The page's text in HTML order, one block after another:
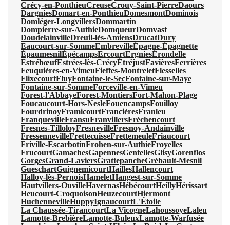
Crécy-en-PonthieuCreuseCrouy-Saint-PierreDaours
DargniesDomart-en-PonthieuDomesmontDominois
Domléger-LongvillersDommartin
Dompierre-sur-AuthieDomqueurDomvast
DoudelainvilleDreuil-lès-AmiensDrucatDury
Eaucourt-sur-SommeEmbrevilleÉpagne-Épagnette
ÉpaumesnilÉpécampsErcourtErgniesÉrondelle
EstrébœufEstrées-lès-CrécyÉtréjustFavièresFerrières
Feuquières-en-VimeuFieffes-MontreletFlesselles
FlixecourtFluyFontaine-le-SecFontaine-sur-Maye
Fontaine-sur-SommeForceville-en-Vimeu
Forest-l'AbbayeForest-MontiersFort-Mahon-Plage
Foucaucourt-Hors-NesleFouencampsFouilloy
FourdrinoyFramicourtFrancièresFranleu
FranquevilleFransuFranvillersFréchencourt
Fresnes-TilloloyFresnevilleFresnoy-Andainville
FressennevilleFrettecuisseFrettemeuleFriaucourt
Friville-EscarbotinFrohen-sur-AuthieFroyelles
FrucourtGamachesGapennesGentellesGlisyGorenflos
GorgesGrand-LaviersGrattepancheGrébault-Mesnil
GueschartGuignemicourtHaillesHallencourt
Halloy-lès-PernoisHameletHangest-sur-Somme
Hautvillers-OuvilleHavernasHébécourtHeillyHérissart
Heucourt-CroquoisonHeuzecourtHiermont
HuchennevilleHuppyIgnaucourtL'Étoile
La Chaussée-TirancourtLa VicogneLahoussoyeLaleu
Lamotte-BrebièreLamotte-BuleuxLamotte-Warfusée